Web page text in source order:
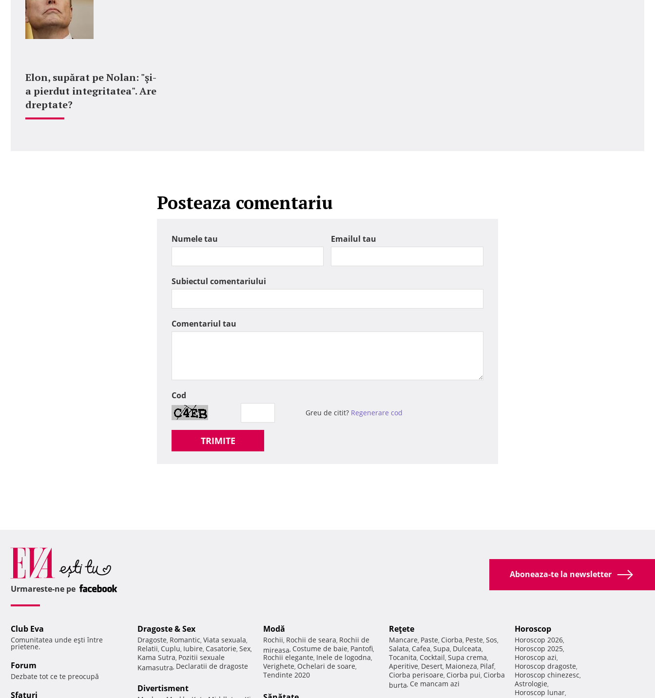
Elon, supărat pe Nolan: "şi-
a pierdut integritatea". Are
dreptate?
Posteaza comentariu
Numele tau Emailul tau
Subiectul comentariului
Comentariul tau
Cod
Greu de citit? Regenerare cod
TRIMITE
Aboneaza-te la newsletter
Urmareste-ne pe
Club Eva
Comunitatea unde eşti între
prietene.
Forum
Dezbate tot ce te preocupă
Sfaturi
Dragoste & Sex
Dragoste, Romantic, Viata sexuala,
Relatii, Cuplu, Iubire, Casatorie, Sex,
Kama Sutra, Pozitii sexuale
Kamasutra, Declaratii de dragoste
Divertisment
Modă
Rochii, Rochii de seara, Rochii de
mireasa, Costume de baie, Pantofi,
Rochii elegante, Inele de logodna,
Verighete, Ochelari de soare,
Tendinte 2020
Reţete
Mancare, Paste, Ciorba, Peste, Sos,
Salata, Cafea, Supa, Dulceata,
Tocanita, Cocktail, Supa crema,
Aperitive, Desert, Maioneza, Pilaf,
Ciorba perisoare, Ciorba pui, Ciorba
burta, Ce mancam azi
Horoscop
Horoscop 2026,
Horoscop 2025,
Horoscop azi,
Horoscop dragoste,
Horoscop chinezesc,
Astrologie,
Horoscop lunar,